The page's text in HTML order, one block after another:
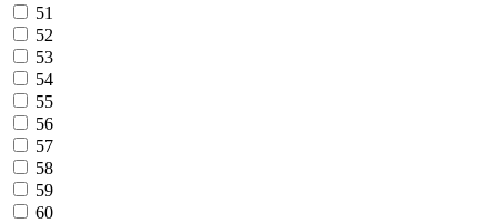
51
52
53
54
55
56
57
58
59
60